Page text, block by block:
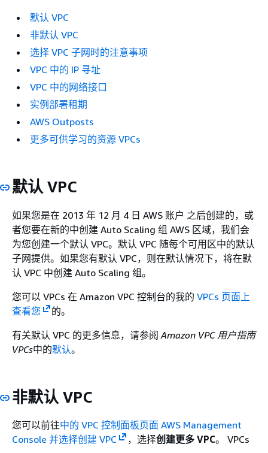
默认 VPC
非默认 VPC
选择 VPC 子网时的注意事项
VPC 中的 IP 寻址
VPC 中的网络接口
实例部署租期
AWS Outposts
更多可供学习的资源 VPCs
默认 VPC
如果您是在 2013 年 12 月 4 日 AWS 账户 之后创建的，或
者您要在新的中创建 Auto Scaling 组 AWS 区域，我们会
为您创建一个默认 VPC。默认 VPC 随每个可用区中的默认
子网提供。如果您有默认 VPC，则在默认情况下，将在默
认 VPC 中创建 Auto Scaling 组。
您可以 VPCs 在 Amazon VPC 控制台的我的 VPCs 页面上
查看您
的。
有关默认 VPC 的更多信息，请参阅 Amazon VPC 用户指南
VPCs中的默认。
非默认 VPC
您可以前往中的 VPC 控制面板页面 AWS Management
Console 并选择创建 VPC
，选择创建更多 VPC。 VPCs